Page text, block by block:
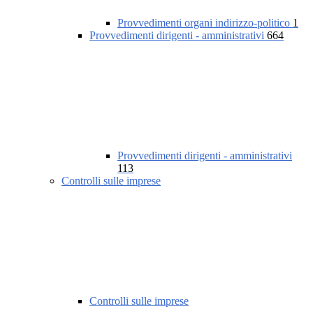
Provvedimenti organi indirizzo-politico 1
Provvedimenti dirigenti - amministrativi 664
Provvedimenti dirigenti - amministrativi
113
Controlli sulle imprese
Controlli sulle imprese